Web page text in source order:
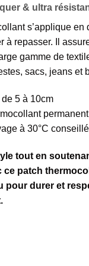
& ultra
s’applique en
à repasser. Il
gamme de
sacs, jeans et
de 5 à 10cm
permanent
à 30°C conseillé
tout en
ce patch
pour durer et